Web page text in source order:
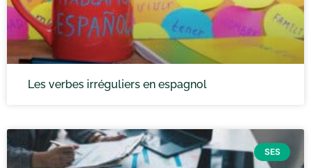
Les verbes irréguliers en espagnol
SES